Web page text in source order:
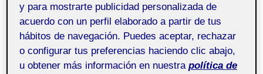
¿QUIÉN SOY?
y para mostrarte publicidad personalizada de
acuerdo con un perfil elaborado a partir de tus
hábitos de navegación. Puedes aceptar, rechazar
o configurar tus preferencias haciendo clic abajo,
u obtener más información en nuestra política de